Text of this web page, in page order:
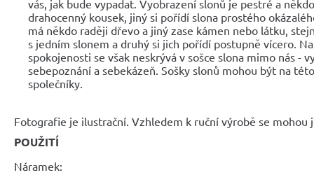
vás, jak bude vypadat. Vyobrazení slonů je pestré a
drahocenný kousek, jiný si pořídí slona prostého
má někdo raději dřevo a jiný zase kámen nebo látku,
s jedním slonem a druhý si jich pořídí postupně vícero.
spokojenosti se však neskrývá v sošce slona mimo nás -
sebepoznání a sebekázeň. Sošky slonů mohou být na
společníky.
Fotografie je ilustrační. Vzhledem k ruční výrobě se
POUŽITÍ
Náramek: